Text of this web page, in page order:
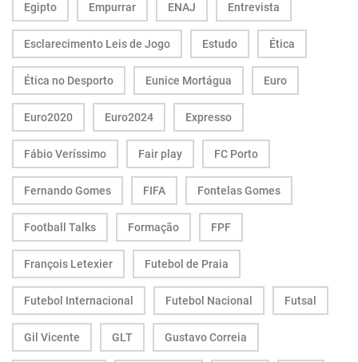
Egipto Empurrar ENAJ Entrevista
Esclarecimento Leis de Jogo Estudo Ética
Ética no Desporto Eunice Mortágua Euro
Euro2020 Euro2024 Expresso
Fábio Veríssimo Fair play FC Porto
Fernando Gomes FIFA Fontelas Gomes
Football Talks Formação FPF
François Letexier Futebol de Praia
Futebol Internacional Futebol Nacional Futsal
Gil Vicente GLT Gustavo Correia